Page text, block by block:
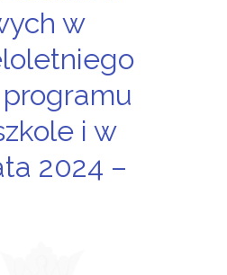
w
i w
2024 –